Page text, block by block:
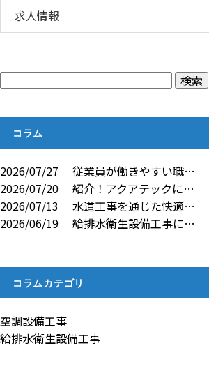
求人情報
コラム
2026/07/27
従業員が働きやすい職…
2026/07/20
紹介！アクアテックに…
2026/07/13
水道工事を通じた快適…
2026/06/19
給排水衛生設備工事に…
コラムカテゴリ
空調設備工事
給排水衛生設備工事